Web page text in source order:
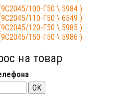
100-Г50 \ 5984 )
110-Г50 \ 6549 )
120-Г50 \ 5985 )
150-Г50 \ 5986 )
на товар
OK